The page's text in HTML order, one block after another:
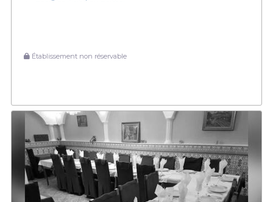
Établissement non réservable